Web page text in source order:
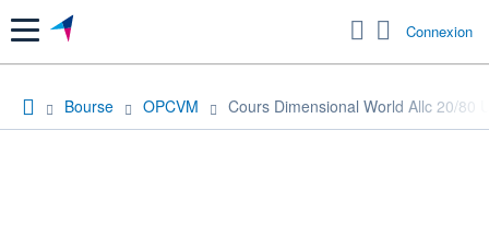
Menu Connexion
Bourse OPCVM Cours Dimensional World Allc 20/80